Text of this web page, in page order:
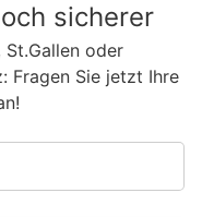
sicherer
St.Gallen oder
Fragen Sie jetzt Ihre